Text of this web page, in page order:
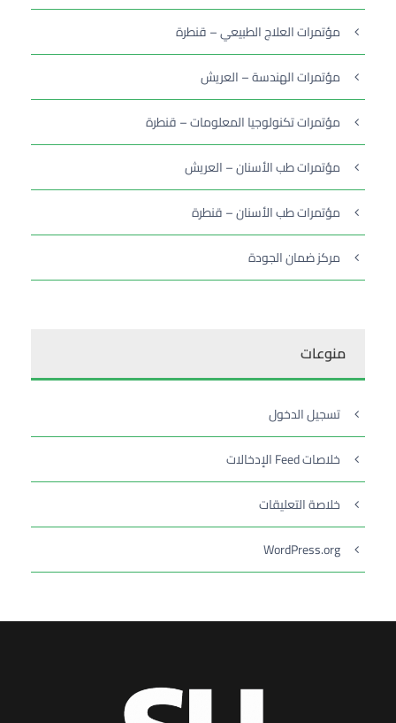
مؤتمرات العلاج الطبيعي – قنطرة
مؤتمرات الهندسة – العريش
مؤتمرات تكنولوجيا المعلومات – قنطرة
مؤتمرات طب الأسنان – العريش
مؤتمرات طب الأسنان – قنطرة
مركز ضمان الجودة
منوعات
تسجيل الدخول
خلاصات Feed الإدخالات
خلاصة التعليقات
WordPress.org